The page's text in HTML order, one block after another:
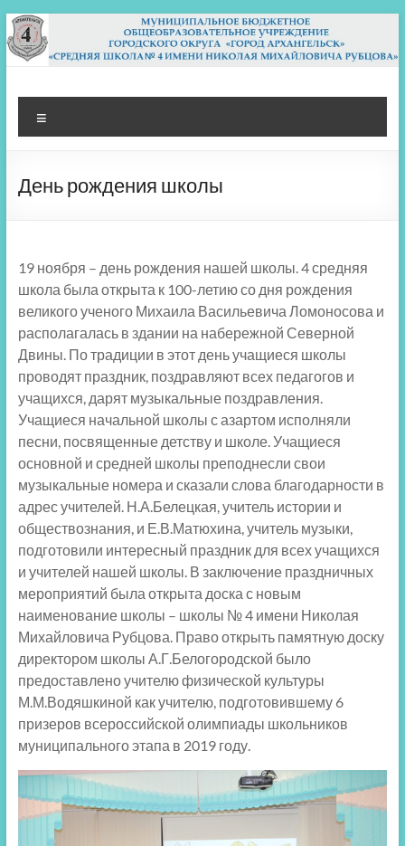
Перейти
к
содержимому
МБОУ СШ 4
Архангельск
День рождения школы
19 ноября – день рождения нашей школы. 4 средняя
школа была открыта к 100-летию со дня рождения
великого ученого Михаила Васильевича Ломоносова и
располагалась в здании на набережной Северной
Двины. По традиции в этот день учащиеся школы
проводят праздник, поздравляют всех педагогов и
учащихся, дарят музыкальные поздравления.
Учащиеся начальной школы с азартом исполняли
песни, посвященные детству и школе. Учащиеся
основной и средней школы преподнесли свои
музыкальные номера и сказали слова благодарности в
адрес учителей. Н.А.Белецкая, учитель истории и
обществознания, и Е.В.Матюхина, учитель музыки,
подготовили интересный праздник для всех учащихся
и учителей нашей школы. В заключение праздничных
мероприятий была открыта доска с новым
наименование школы – школы № 4 имени Николая
Михайловича Рубцова. Право открыть памятную доску
директором школы А.Г.Белогородской было
предоставлено учителю физической культуры
М.М.Водяшкиной как учителю, подготовившему 6
призеров всероссийской олимпиады школьников
муниципального этапа в 2019 году.